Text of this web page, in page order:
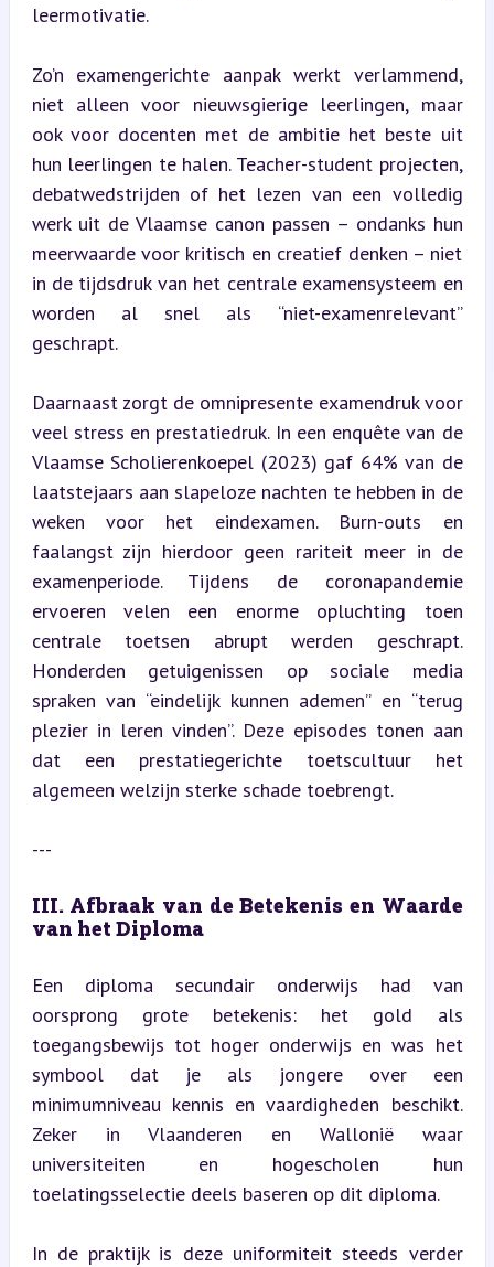
leermotivatie.
Zo’n examengerichte aanpak werkt verlammend,
niet alleen voor nieuwsgierige leerlingen, maar
ook voor docenten met de ambitie het beste uit
hun leerlingen te halen. Teacher-student projecten,
debatwedstrijden of het lezen van een volledig
werk uit de Vlaamse canon passen – ondanks hun
meerwaarde voor kritisch en creatief denken – niet
in de tijdsdruk van het centrale examensysteem en
worden al snel als “niet-examenrelevant”
geschrapt.
Daarnaast zorgt de omnipresente examendruk voor
veel stress en prestatiedruk. In een enquête van de
Vlaamse Scholierenkoepel (2023) gaf 64% van de
laatstejaars aan slapeloze nachten te hebben in de
weken voor het eindexamen. Burn-outs en
faalangst zijn hierdoor geen rariteit meer in de
examenperiode. Tijdens de coronapandemie
ervoeren velen een enorme opluchting toen
centrale toetsen abrupt werden geschrapt.
Honderden getuigenissen op sociale media
spraken van “eindelijk kunnen ademen” en “terug
plezier in leren vinden”. Deze episodes tonen aan
dat een prestatiegerichte toetscultuur het
algemeen welzijn sterke schade toebrengt.
---
III. Afbraak van de Betekenis en Waarde
van het Diploma
Een diploma secundair onderwijs had van
oorsprong grote betekenis: het gold als
toegangsbewijs tot hoger onderwijs en was het
symbool dat je als jongere over een
minimumniveau kennis en vaardigheden beschikt.
Zeker in Vlaanderen en Wallonië waar
universiteiten en hogescholen hun
toelatingsselectie deels baseren op dit diploma.
In de praktijk is deze uniformiteit steeds verder